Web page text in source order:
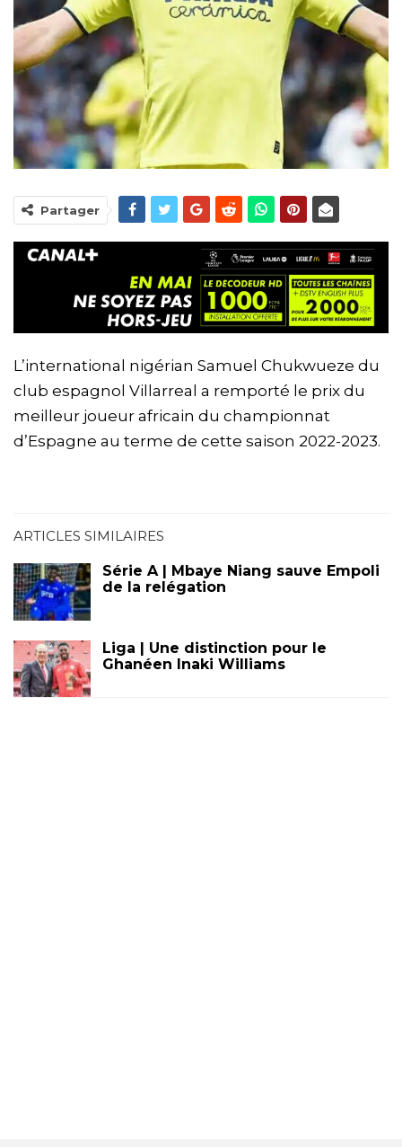
Partager
L’international nigérian Samuel Chukwueze du
club espagnol Villarreal a remporté le prix du
meilleur joueur africain du championnat
d’Espagne au terme de cette saison 2022-2023.
ARTICLES SIMILAIRES
Série A | Mbaye Niang sauve Empoli
de la relégation
Liga | Une distinction pour le
Ghanéen Inaki Williams